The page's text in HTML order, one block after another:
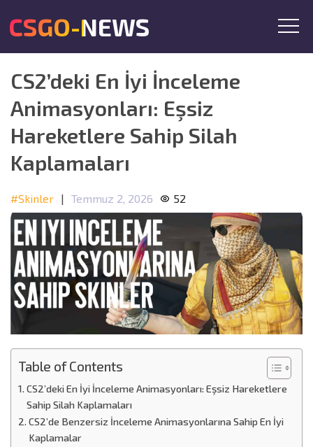
CSGO-NEWS
CS2’deki En İyi İnceleme
Animasyonları: Eşsiz
Hareketlere Sahip Silah
Kaplamaları
#Skinler | Temmuz 2, 2026 52
Table of Contents
CS2’deki En İyi İnceleme Animasyonları: Eşsiz Hareketlere
Sahip Silah Kaplamaları
CS2’de Benzersiz İnceleme Animasyonlarına Sahip En İyi
Kaplamalar